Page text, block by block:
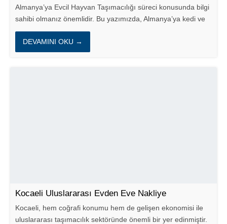
Almanya’ya Evcil Hayvan Taşımacılığı süreci konusunda bilgi
sahibi olmanız önemlidir. Bu yazımızda, Almanya’ya kedi ve
köpek...
DEVAMINI OKU →
Kocaeli Uluslararası Evden Eve Nakliye
Kocaeli, hem coğrafi konumu hem de gelişen ekonomisi ile
uluslararası taşımacılık sektöründe önemli bir yer edinmiştir.